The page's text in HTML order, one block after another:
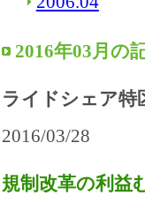
2016年03月の
ライドシェア特
2016/03/28
規制改革の利益